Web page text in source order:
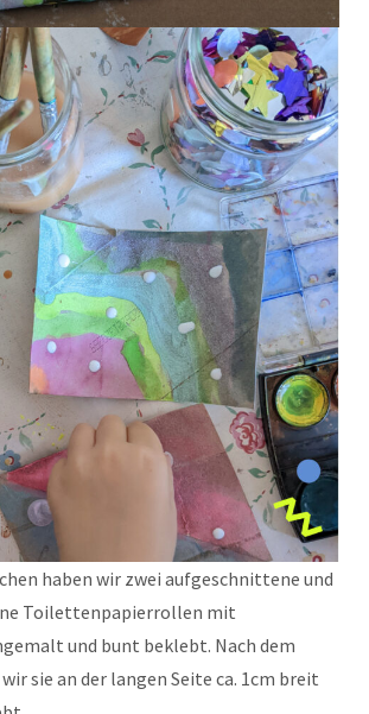
haben wir zwei aufgeschnittene und
Toilettenpapierrollen mit
und bunt beklebt. Nach dem
sie an der langen Seite ca. 1cm breit